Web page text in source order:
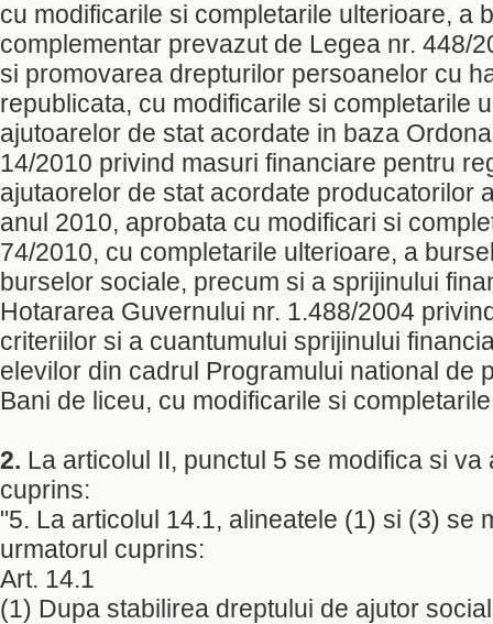
cu modificarile si completarile ulterioare, a
complementar prevazut de Legea nr. 448/
si promovarea drepturilor persoanelor cu
republicata, cu modificarile si completarile
ajutoarelor de stat acordate in baza
14/2010 privind masuri financiare pentru
ajutaorelor de stat acordate producatorilor
anul 2010, aprobata cu modificari si
74/2010, cu completarile ulterioare, a
burselor sociale, precum si a sprijinului
Hotararea Guvernului nr. 1.488/2004
criteriilor si a cuantumului sprijinului
elevilor din cadrul Programului national de
Bani de liceu, cu modificarile si
2. La articolul II, punctul 5 se modifica si va
cuprins:
"5. La articolul 14.1, alineatele (1) si (3) se
urmatorul cuprins:
Art. 14.1
(1) Dupa stabilirea dreptului de ajutor